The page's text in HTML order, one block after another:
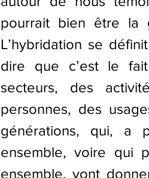
pourrait bien être la
L’hybridation se
dire que c’est le
secteurs, des
personnes, des
générations, qui, a
ensemble, voire qui
ensemble, vont